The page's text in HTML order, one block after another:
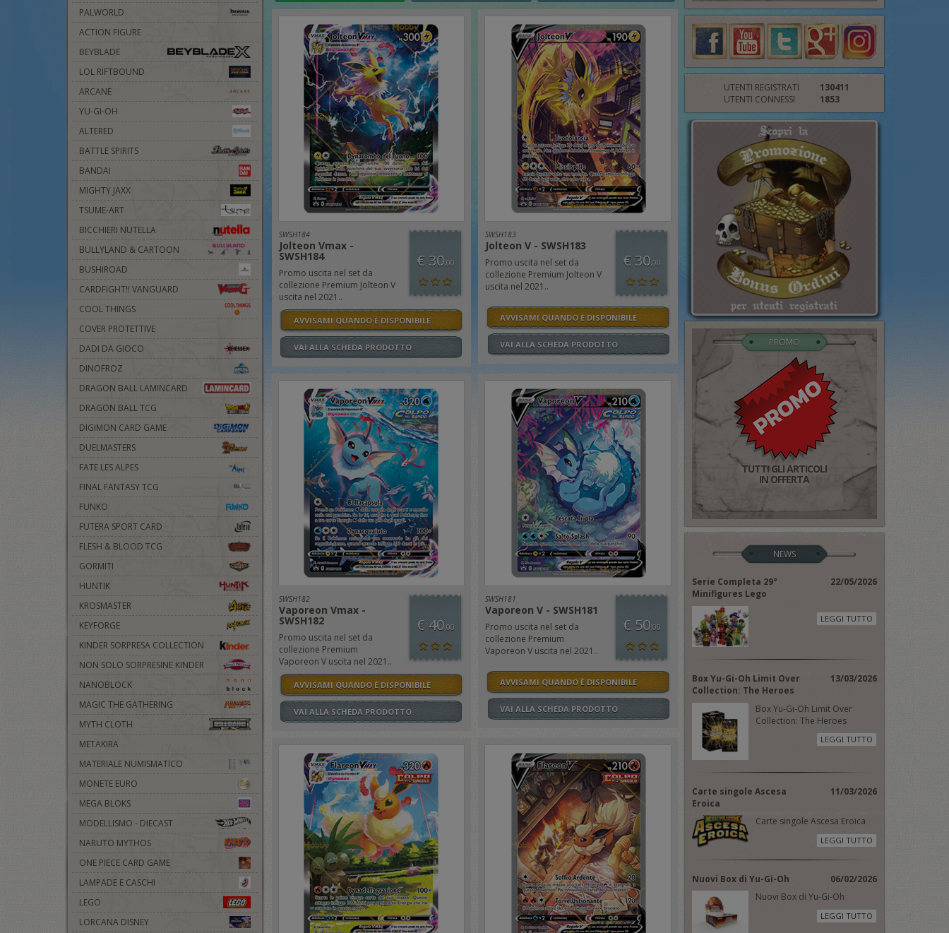
PALWORLD
ACTION FIGURE
BEYBLADE
LOL RIFTBOUND
ARCANE
YU-GI-OH
ALTERED
BATTLE SPIRITS
BANDAI
MIGHTY JAXX
TSUME-ART
BICCHIERI NUTELLA
BULLYLAND & CARTOON
BUSHIROAD
CARDFIGHT!! VANGUARD
COOL THINGS
COVER PROTETTIVE
DADI DA GIOCO
DINOFROZ
DRAGON BALL LAMINCARD
DRAGON BALL TCG
DIGIMON CARD GAME
DUELMASTERS
FATE LES ALPES
FINAL FANTASY TCG
FUNKO
FUTERA SPORT CARD
FLESH & BLOOD TCG
GORMITI
HUNTIK
KROSMASTER
KEYFORGE
KINDER SORPRESA COLLECTION
NON SOLO SORPRESINE KINDER
NANOBLOCK
MAGIC THE GATHERING
MYTH CLOTH
METAKIRA
MATERIALE NUMISMATICO
MONETE EURO
MEGA BLOKS
MODELLISMO - DIECAST
NARUTO MYTHOS
ONE PIECE CARD GAME
LAMPADE E CASCHI
LEGO
LORCANA DISNEY
SWSH184
Jolteon Vmax -
SWSH184
Promo uscita nel set da
collezione Premium Jolteon V
uscita nel 2021..
€ 30,00
AVVISAMI QUANDO È DISPONIBILE
VAI ALLA SCHEDA PRODOTTO
SWSH183
Jolteon V - SWSH183
Promo uscita nel set da
collezione Premium Jolteon V
uscita nel 2021..
€ 30,00
AVVISAMI QUANDO È DISPONIBILE
VAI ALLA SCHEDA PRODOTTO
SWSH182
Vaporeon Vmax -
SWSH182
Promo uscita nel set da
collezione Premium
Vaporeon V uscita nel 2021..
€ 40,00
AVVISAMI QUANDO È DISPONIBILE
VAI ALLA SCHEDA PRODOTTO
SWSH181
Vaporeon V - SWSH181
Promo uscita nel set da
collezione Premium
Vaporeon V uscita nel 2021..
€ 50,00
AVVISAMI QUANDO È DISPONIBILE
VAI ALLA SCHEDA PRODOTTO
UTENTI REGISTRATI
130411
UTENTI CONNESSI
1853
PROMO
TUTTI GLI ARTICOLI
IN OFFERTA
NEWS
Serie Completa 29°
Minifigures Lego
22/05/2026
LEGGI TUTTO
Box Yu-Gi-Oh Limit Over
Collection: The Heroes
13/03/2026
Box Yu-Gi-Oh Limit Over
Collection: The Heroes
LEGGI TUTTO
Carte singole Ascesa
Eroica
11/03/2026
Carte singole Ascesa Eroica
LEGGI TUTTO
Nuovi Box di Yu-Gi-Oh
06/02/2026
Nuovi Box di Yu-Gi-Oh
LEGGI TUTTO